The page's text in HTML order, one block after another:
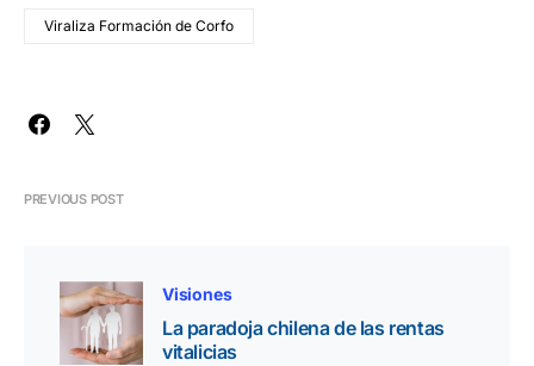
Viraliza Formación de Corfo
PREVIOUS POST
Visiones
La paradoja chilena de las rentas
vitalicias